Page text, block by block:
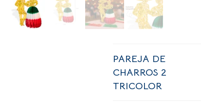
PAREJA DE
CHARROS 2
TRICOLOR